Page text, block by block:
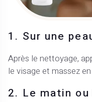
1. Sur une
Après le nettoyage,
le visage et massez
2. Le matin